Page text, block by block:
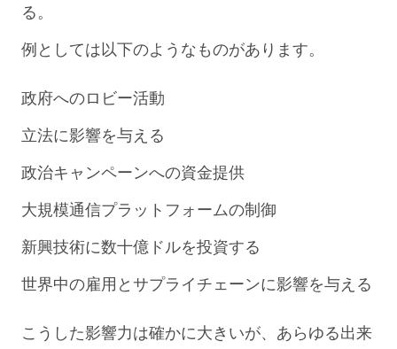
る。
例としては以下のようなものがあります。
政府へのロビー活動
立法に影響を与える
政治キャンペーンへの資金提供
大規模通信プラットフォームの制御
新興技術に数十億ドルを投資する
世界中の雇用とサプライチェーンに影響を与える
こうした影響力は確かに大きいが、あらゆる出来